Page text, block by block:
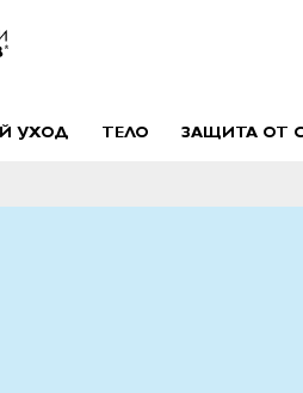
УХОД ТЕЛО ЗАЩИТА ОТ